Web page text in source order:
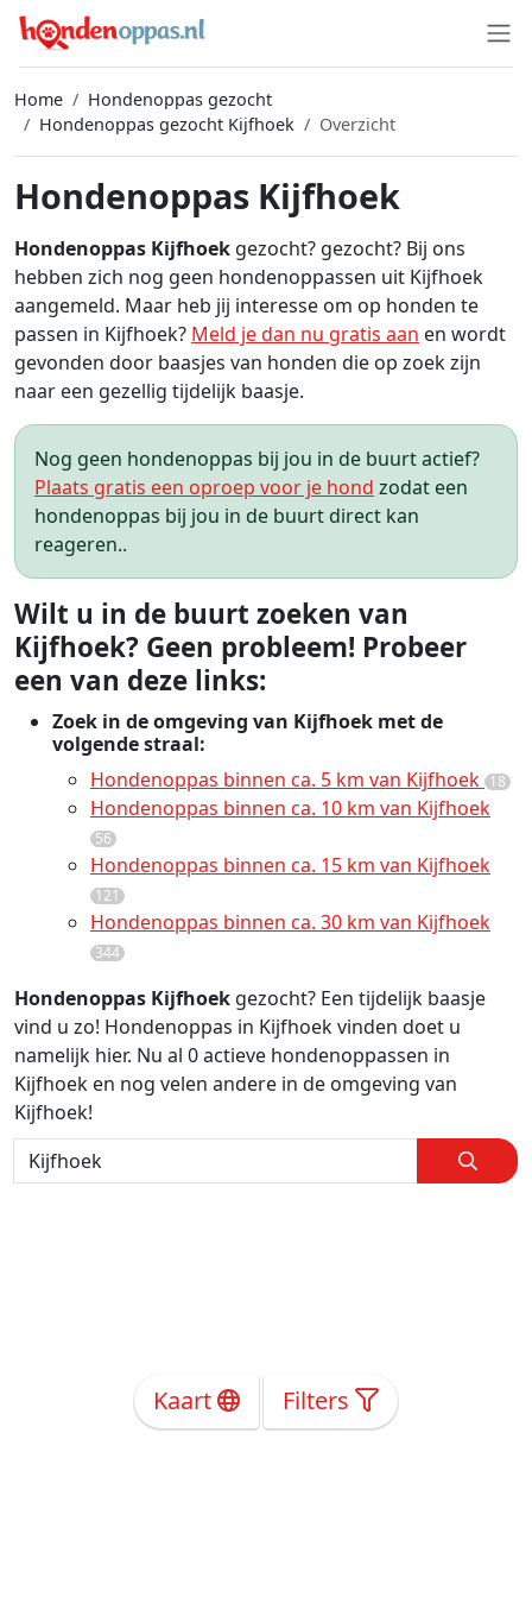
Home
Hondenoppas gezocht
Hondenoppas gezocht Kijfhoek
Overzicht
Hondenoppas Kijfhoek
Hondenoppas Kijfhoek gezocht? gezocht? Bij ons
hebben zich nog geen hondenoppassen uit Kijfhoek
aangemeld. Maar heb jij interesse om op honden te
passen in Kijfhoek? Meld je dan nu gratis aan en wordt
gevonden door baasjes van honden die op zoek zijn
naar een gezellig tijdelijk baasje.
Nog geen hondenoppas bij jou in de buurt actief?
Plaats gratis een oproep voor je hond zodat een
hondenoppas bij jou in de buurt direct kan
reageren..
Wilt u in de buurt zoeken van
Kijfhoek? Geen probleem! Probeer
een van deze links:
Zoek in de omgeving van Kijfhoek met de
volgende straal:
Hondenoppas binnen ca. 5 km van Kijfhoek 18
Hondenoppas binnen ca. 10 km van Kijfhoek
56
Hondenoppas binnen ca. 15 km van Kijfhoek
121
Hondenoppas binnen ca. 30 km van Kijfhoek
344
Hondenoppas Kijfhoek gezocht? Een tijdelijk baasje
vind u zo! Hondenoppas in Kijfhoek vinden doet u
namelijk hier. Nu al 0 actieve hondenoppassen in
Kijfhoek en nog velen andere in de omgeving van
Kijfhoek!
Kaart Filters